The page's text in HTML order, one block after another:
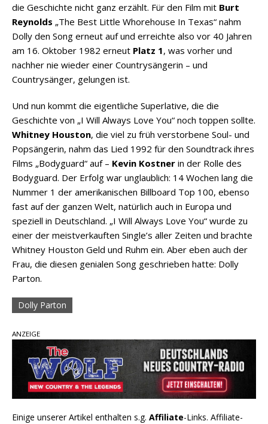
die Geschichte nicht ganz erzählt. Für den Film mit Burt
Reynolds „The Best Little Whorehouse In Texas“ nahm
Dolly den Song erneut auf und erreichte also vor 40 Jahren
am 16. Oktober 1982 erneut Platz 1, was vorher und
nachher nie wieder einer Countrysängerin – und
Countrysänger, gelungen ist.
Und nun kommt die eigentliche Superlative, die die
Geschichte von „I Will Always Love You“ noch toppen sollte.
Whitney Houston, die viel zu früh verstorbene Soul- und
Popsängerin, nahm das Lied 1992 für den Soundtrack ihres
Films „Bodyguard“ auf – Kevin Kostner in der Rolle des
Bodyguard. Der Erfolg war unglaublich: 14 Wochen lang die
Nummer 1 der amerikanischen Billboard Top 100, ebenso
fast auf der ganzen Welt, natürlich auch in Europa und
speziell in Deutschland. „I Will Always Love You“ wurde zu
einer der meistverkauften Single’s aller Zeiten und brachte
Whitney Houston Geld und Ruhm ein. Aber eben auch der
Frau, die diesen genialen Song geschrieben hatte: Dolly
Parton.
Dolly Parton
ANZEIGE
Einige unserer Artikel enthalten s.g. Affiliate-Links. Affiliate-